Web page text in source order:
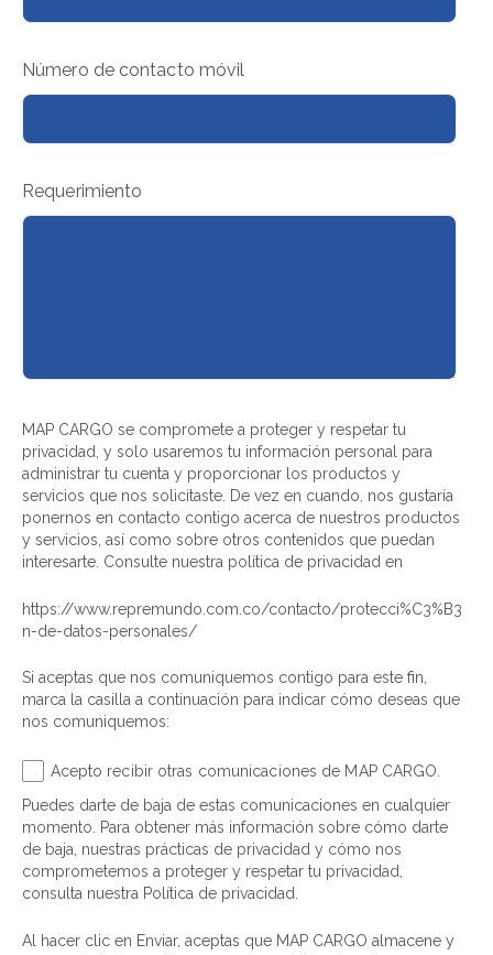
Número de contacto móvil
Requerimiento
MAP CARGO se compromete a proteger y respetar tu
privacidad, y solo usaremos tu información personal para
administrar tu cuenta y proporcionar los productos y
servicios que nos solicitaste. De vez en cuando, nos gustaría
ponernos en contacto contigo acerca de nuestros productos
y servicios, así como sobre otros contenidos que puedan
interesarte. Consulte nuestra política de privacidad en
https://www.repremundo.com.co/contacto/protecci%C3%B3
n-de-datos-personales/
Si aceptas que nos comuniquemos contigo para este fin,
marca la casilla a continuación para indicar cómo deseas que
nos comuniquemos:
Acepto recibir otras comunicaciones de MAP CARGO.
Puedes darte de baja de estas comunicaciones en cualquier
momento. Para obtener más información sobre cómo darte
de baja, nuestras prácticas de privacidad y cómo nos
comprometemos a proteger y respetar tu privacidad,
consulta nuestra Política de privacidad.
Al hacer clic en Enviar, aceptas que MAP CARGO almacene y